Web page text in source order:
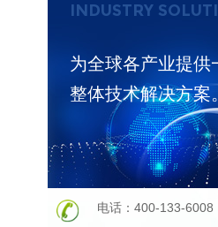
INDUSTRY
为全球各产业提供
整体技术解决方案。
电话：400-133-6008